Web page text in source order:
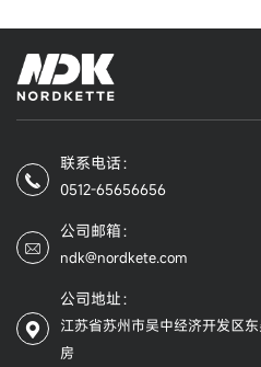
联系电话：
0512-65656656
公司邮箱：
ndk@nordkete.com
公司地址：
江苏省苏州市吴中经济开发区
房